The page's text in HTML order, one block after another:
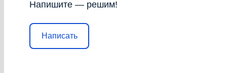
Напишите — решим!
Написать